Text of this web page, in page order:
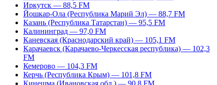
Иркутск — 88,5 FM
Йошкар-Ола (Республика Марий Эл) — 88,7 FM
Казань (Республика Татарстан) — 95,5 FM
Калининград — 97,0 FM
Каневская (Краснодарский край) — 105,1 FM
Карачаевск (Карачаево-Черкесская республика) — 102,3
FM
Кемерово — 104,3 FM
Керчь (Республика Крым) — 101,8 FM
Кинешма (Ивановская обл.) — 90,8 FM